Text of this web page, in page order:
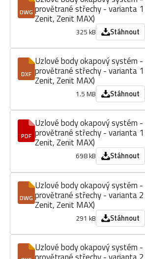
DWG provětrané střechy - varianta 1
Zenit, Zenit MAX)
325 kB Stáhnout
DXF
Uzlové body okapový systém
provětrané střechy - varianta 1
Zenit, Zenit MAX)
1.5 MB Stáhnout
PDF
Uzlové body okapový systém
provětrané střechy - varianta 1
Zenit, Zenit MAX)
698 kB Stáhnout
DWG
Uzlové body okapový systém
provětrané střechy - varianta 2
Zenit, Zenit MAX)
291 kB Stáhnout
Uzlové body okapový systém